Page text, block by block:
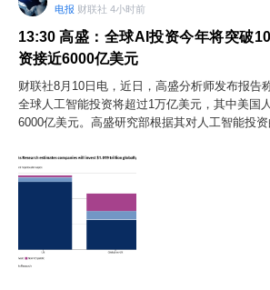
电报 财联社 4小时前
13:30 高盛：全球AI投资今年将突破
资接近6000亿美元
财联社8月10日电，近日，高盛分析师发布报告
全球人工智能投资将超过1万亿美元，其中美国
6000亿美元。高盛研究部根据其对人工智能投资
资本支出占GDP的比重将从2026的1.8%上升到
2028年进一步上升到2.8%。而与此同时，全球
GDP的比重，将在2026年至2028年逐年上升，